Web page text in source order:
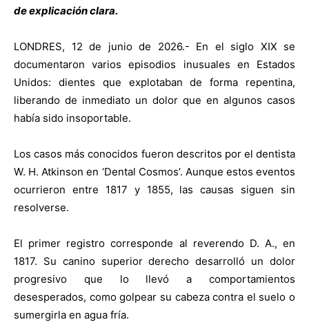
de explicación clara.
LONDRES, 12 de junio de 2026.- En el siglo XIX se
documentaron varios episodios inusuales en Estados
Unidos: dientes que explotaban de forma repentina,
liberando de inmediato un dolor que en algunos casos
había sido insoportable.
Los casos más conocidos fueron descritos por el dentista
W. H. Atkinson en ‘Dental Cosmos’. Aunque estos eventos
ocurrieron entre 1817 y 1855, las causas siguen sin
resolverse.
El primer registro corresponde al reverendo D. A., en
1817. Su canino superior derecho desarrolló un dolor
progresivo que lo llevó a comportamientos
desesperados, como golpear su cabeza contra el suelo o
sumergirla en agua fría.